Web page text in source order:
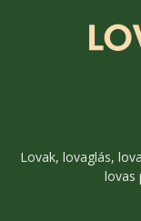
Lovak, lovaglás,
lovas